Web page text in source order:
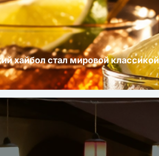
хайбол стал мировой классикой